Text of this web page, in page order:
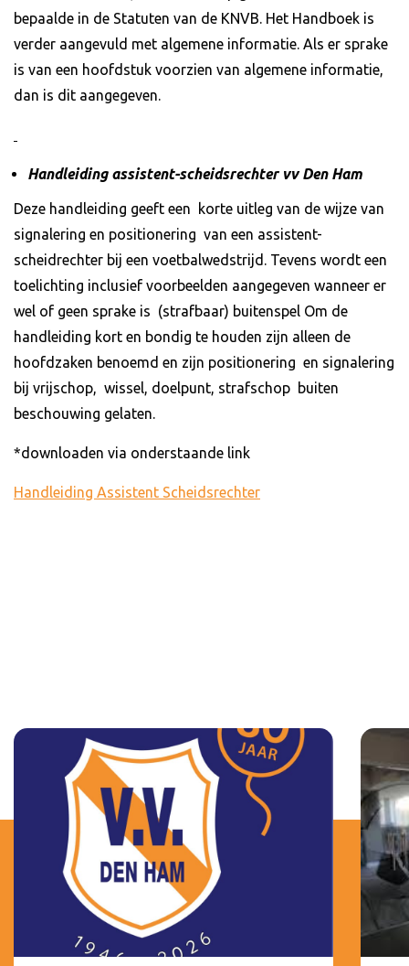
bepaalde in de Statuten van de KNVB. Het Handboek is
verder aangevuld met algemene informatie. Als er sprake
is van een hoofdstuk voorzien van algemene informatie,
dan is dit aangegeven.
Handleiding assistent-scheidsrechter vv Den Ham
Deze handleiding geeft een korte uitleg van de wijze van
signalering en positionering van een assistent-
scheidrechter bij een voetbalwedstrijd. Tevens wordt een
toelichting inclusief voorbeelden aangegeven wanneer er
wel of geen sprake is (strafbaar) buitenspel Om de
handleiding kort en bondig te houden zijn alleen de
hoofdzaken benoemd en zijn positionering en signalering
bij vrijschop, wissel, doelpunt, strafschop buiten
beschouwing gelaten.
*downloaden via onderstaande link
Handleiding Assistent Scheidsrechter